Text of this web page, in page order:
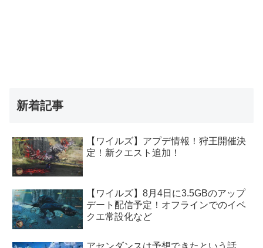
新着記事
【ワイルズ】アプデ情報！狩王開催決
定！新クエスト追加！
【ワイルズ】8月4日に3.5GBのアップ
デート配信予定！オフラインでのイベ
クエ常設化など
アセンダンスは予想できたという話。